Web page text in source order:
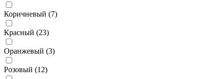
Коричневый (7)
Красный (23)
Оранжевый (3)
Розовый (12)